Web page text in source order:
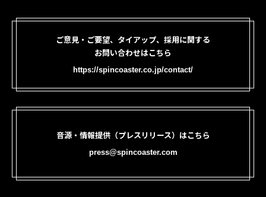
ご意見・ご要望、タイアップ、採用に関する
お問い合わせはこちら
https://spincoaster.co.jp/contact/
音源・情報提供（プレスリリース）はこちら
press@spincoaster.com